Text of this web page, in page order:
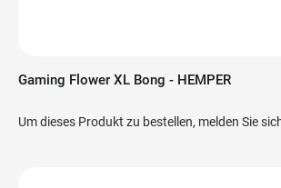
Gaming Flower XL Bong - HEMPER
Um dieses Produkt zu bestellen, melden Sie